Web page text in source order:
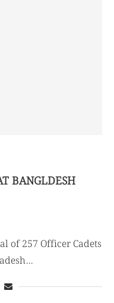
BANGLDESH
of 257 Officer Cadets